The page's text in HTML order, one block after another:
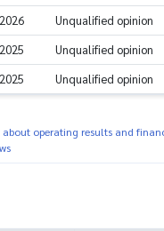
Unqualified opinion
Unqualified opinion
Unqualified opinion
about operating results and